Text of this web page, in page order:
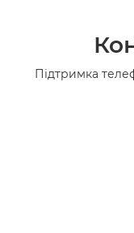
Підтримка